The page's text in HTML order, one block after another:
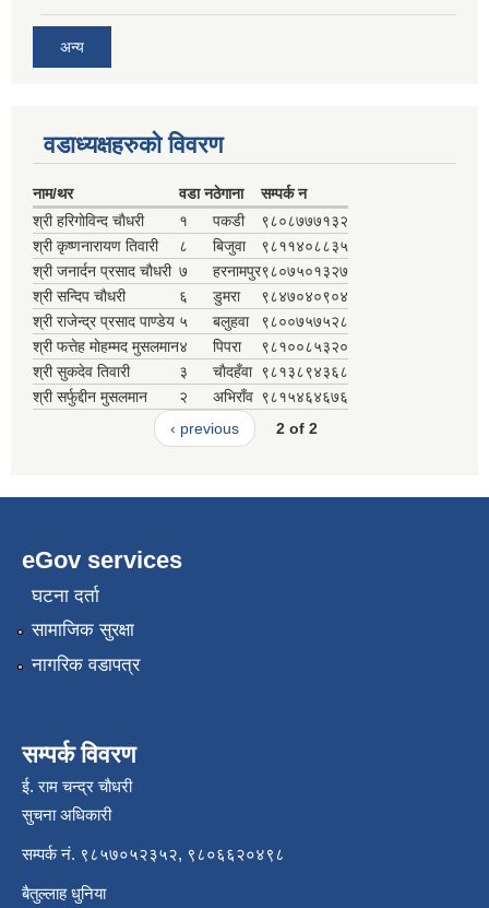
अन्य
वडाध्यक्षहरुकाे विवरण
नाम/थर वडा नठेगाना
सम्पर्क न‌
श्री हरिगाेविन्द चाैधरी
१ पकडी
९८०८७७७१३२
श्री कृष्णनारायण तिवारी
८ बिजुवा
९८११४०८८३५
श्री जनार्दन प्रसाद चाैधरी ७ हरनामपुर९८०७५०१३२७
श्री सन्दिप चाैधरी
६ डुमरा
९८४७०४०९०४
श्री राजेन्द्र प्रसाद पाण्डेय ५ बलुहवा
९८००७५७५२८
श्री फत्तेह माेहम्मद मुसलमान४ पिपरा
९८१००८५३२०
श्री सुकदेव तिवारी
३ चाैदहँवा ९८१३८९४३६८
श्री सर्फुद्दीन मुसलमान
२ अभिराँव ९८१५४६४६७६
‹ previous
2 of 2
eGov services
घटना दर्ता
सामाजिक सुरक्षा
नागरिक वडापत्र
सम्पर्क विवरण
ई. राम चन्द्र चाैधरी
सुचना अधिकारी
सम्पर्क नं. ९८५७०५२३५२, ९८०६६२०४९८
बैतुल्लाह धुनिया